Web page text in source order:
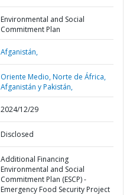
Environmental and Social
Commitment Plan
Afganistán,
Oriente Medio, Norte de África,
Afganistán y Pakistán,
2024/12/29
Disclosed
Additional Financing
Environmental and Social
Commitment Plan (ESCP) -
Emergency Food Security Project